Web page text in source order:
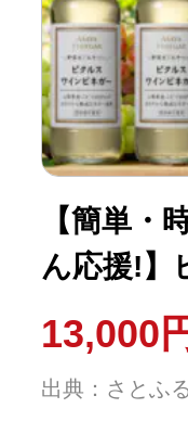
10秒ぴ
自治体
はじめ
問い合
【簡単・
ん応援!】
ンビネガ
自社醸造
使用≫
13,000
出典：さとふ